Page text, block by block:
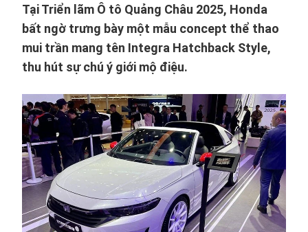
Tại Triển lãm Ô tô Quảng Châu 2025, Honda
bất ngờ trưng bày một mẫu concept thể thao
mui trần mang tên Integra Hatchback Style,
thu hút sự chú ý giới mộ điệu.